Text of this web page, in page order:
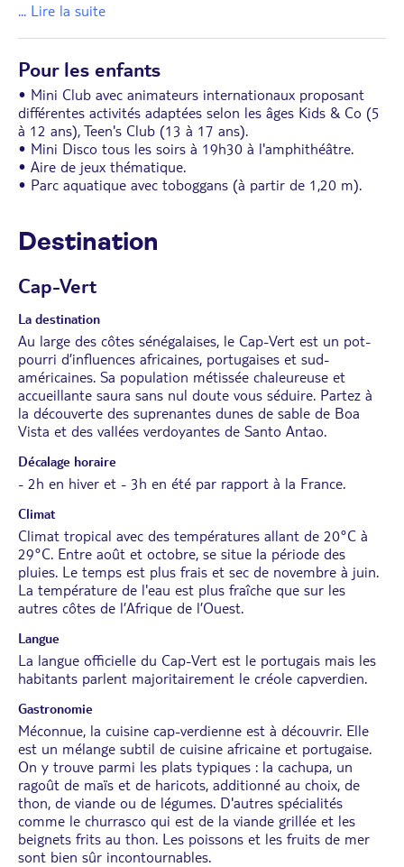
... Lire la suite
Pour les enfants
• Mini Club avec animateurs internationaux proposant
différentes activités adaptées selon les âges Kids & Co (5
à 12 ans), Teen's Club (13 à 17 ans).
• Mini Disco tous les soirs à 19h30 à l'amphithéâtre.
• Aire de jeux thématique.
• Parc aquatique avec toboggans (à partir de 1,20 m).
Destination
Cap-Vert
La destination
Au large des côtes sénégalaises, le Cap-Vert est un pot-
pourri d’influences africaines, portugaises et sud-
américaines. Sa population métissée chaleureuse et
accueillante saura sans nul doute vous séduire. Partez à
la découverte des suprenantes dunes de sable de Boa
Vista et des vallées verdoyantes de Santo Antao.
Décalage horaire
- 2h en hiver et - 3h en été par rapport à la France.
Climat
Climat tropical avec des températures allant de 20°C à
29°C. Entre août et octobre, se situe la période des
pluies. Le temps est plus frais et sec de novembre à juin.
La température de l'eau est plus fraîche que sur les
autres côtes de l’Afrique de l’Ouest.
Langue
La langue officielle du Cap-Vert est le portugais mais les
habitants parlent majoritairement le créole capverdien.
Gastronomie
Méconnue, la cuisine cap-verdienne est à découvrir. Elle
est un mélange subtil de cuisine africaine et portugaise.
On y trouve parmi les plats typiques : la cachupa, un
ragoût de maïs et de haricots, additionné au choix, de
thon, de viande ou de légumes. D'autres spécialités
comme le churrasco qui est de la viande grillée et les
beignets frits au thon. Les poissons et les fruits de mer
sont bien sûr incontournables.